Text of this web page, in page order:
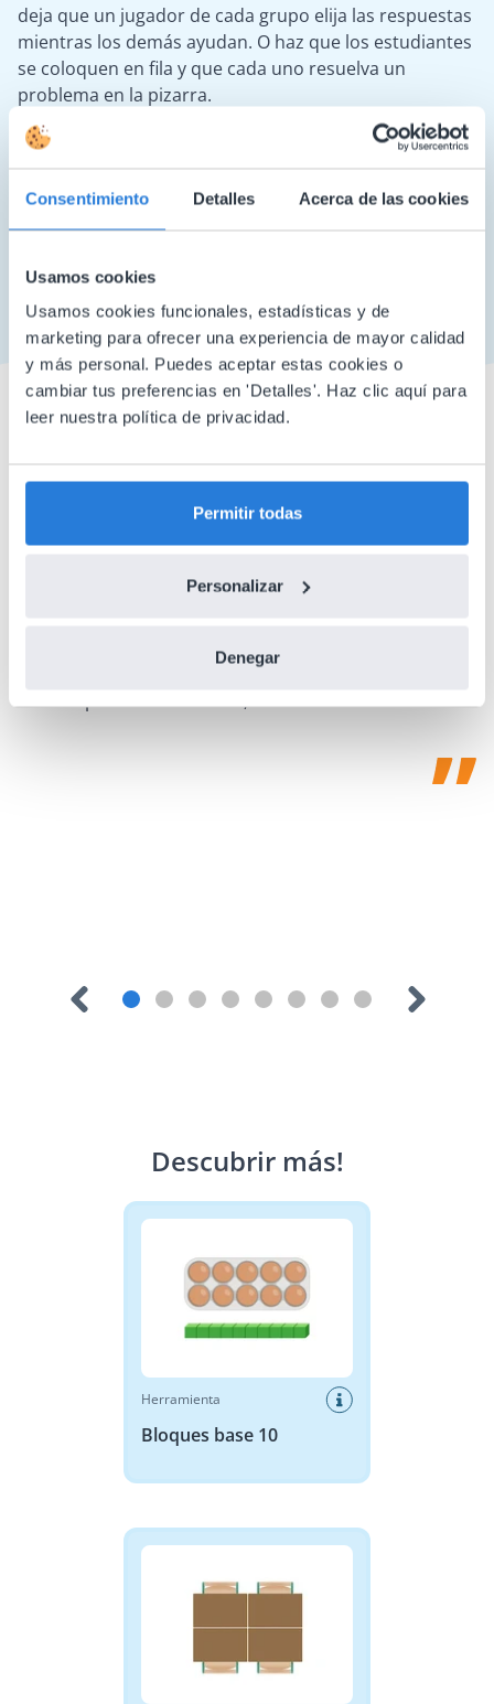
Consentimiento Detalles Acerca de las cookies
Usamos cookies
Usamos cookies funcionales, estadísticas y de
marketing para ofrecer una experiencia de mayor calidad
y más personal. Puedes aceptar estas cookies o
cambiar tus preferencias en 'Detalles'. Haz clic aquí para
leer nuestra política de privacidad.
Permitir todas
Personalizar
Denegar
deja que un jugador de cada grupo elija las respuestas
mientras los demás ayudan. O haz que los estudiantes
se coloquen en fila y que cada uno resuelva un
problema en la pizarra.
Pon un fondo colorido. En la configuración, puedes
elegir entre una serie de fondos preseleccionados. Si
eliges la opción "Transparente", puedes configurar tu
propia imagen de fondo desde la barra de
Lo que dicen los profesores
pizarra y con la formación a distancia.
Escuela primaria Frank Kim, Nevada
Descubrir más!
Herramienta
Bloques base 10